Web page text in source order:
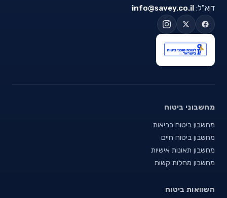
דוא"ל: info@savey.co.il
מחשבוני ביטוח
מחשבון ביטוח בריאות
מחשבון ביטוח חיים
מחשבון תאונות אישיות
מחשבון מחלות קשות
השוואות ביטוח